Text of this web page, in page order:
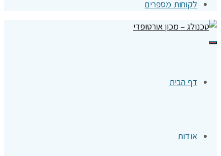
לקוחות מספרים
תפריט
דף הבית
אודות